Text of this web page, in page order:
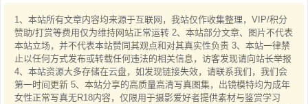
1、本站所有文章内容均来源于互联网，我站仅作收集整理，VIP/积分
赞助/打赏等费用仅为维持网站正常运转 2、本站部分文章、图片不代表
本站立场，并不代表本站赞同其观点和对其真实性负责 3、本站一律禁
止以任何方式发布或转载任何违法的相关信息，访客发现请向站长举报
4、本站资源大多存储在云盘，如发现链接失效，请联系我们，我们会
第一时间更新 5、本站分享的高质量高清写真图集，出镜模特均为成年
女性正常写真无R18内容，仅限用于摄影爱好者提供素材与鉴赏学习